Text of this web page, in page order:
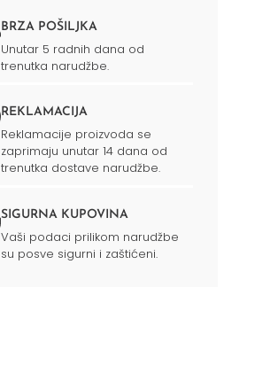
BRZA POŠILJKA
Unutar 5 radnih dana od
trenutka narudžbe.
REKLAMACIJA
Reklamacije proizvoda se
zaprimaju unutar 14 dana od
trenutka dostave narudžbe.
SIGURNA KUPOVINA
Vaši podaci prilikom narudžbe
su posve sigurni i zaštićeni.